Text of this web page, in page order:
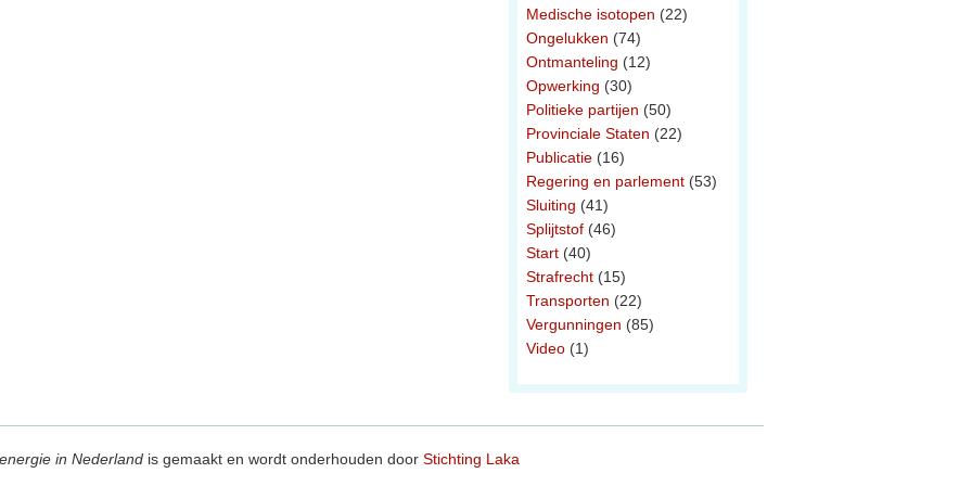
Medische isotopen (22)
Ongelukken (74)
Ontmanteling (12)
Opwerking (30)
Politieke partijen (50)
Provinciale Staten (22)
Publicatie (16)
Regering en parlement (53)
Sluiting (41)
Splijtstof (46)
Start (40)
Strafrecht (15)
Transporten (22)
Vergunningen (85)
Video (1)
in Nederland is gemaakt en wordt onderhouden door Stichting Laka